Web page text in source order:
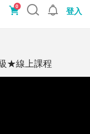
0
登入
★線上課程